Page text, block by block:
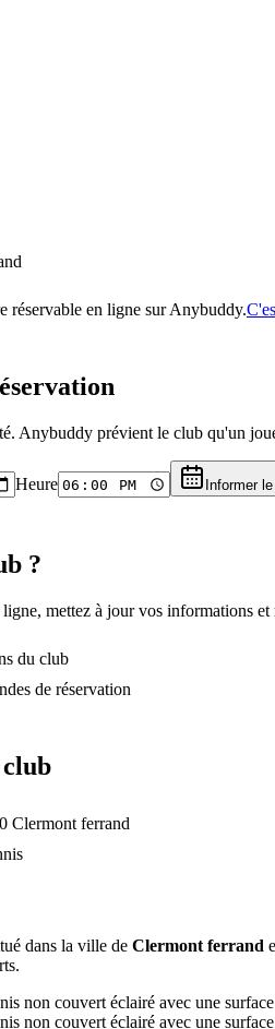
réservable en ligne sur Anybuddy.
Anybuddy prévient le club qu'un
Heure Informer
?
mettez à jour vos informations
du club
de réservation
Clermont ferrand
dans la ville de Clermont ferrand
non couvert éclairé avec une
non couvert éclairé avec une